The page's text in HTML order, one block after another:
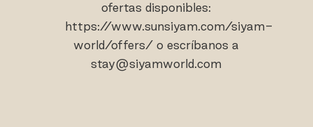
ofertas disponibles:
https://www.sunsiyam.com/siyam-
world/offers/ o escríbanos a
stay@siyamworld.com